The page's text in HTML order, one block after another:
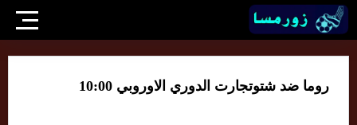
روما ضد شتوتجارت الدوري الاوروبي 10:00